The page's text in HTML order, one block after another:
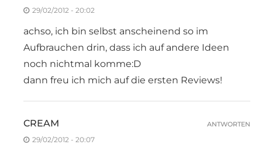
29/02/2012 - 20:02
achso, ich bin selbst anscheinend so im
Aufbrauchen drin, dass ich auf andere Ideen
noch nichtmal komme:D
dann freu ich mich auf die ersten Reviews!
CREAM
29/02/2012 - 20:07
ANTWORTEN